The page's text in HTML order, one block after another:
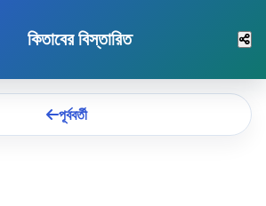
কিতাবের বিস্তারিত
পূর্ববর্তী